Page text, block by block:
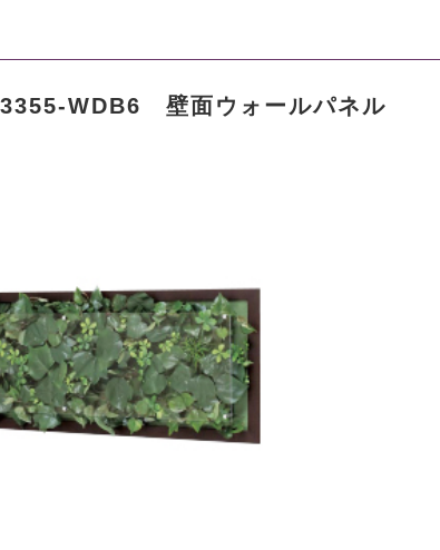
WDB6 壁面ウォールパネル